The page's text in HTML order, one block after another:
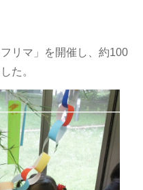
リマ」を開催し、約100
た。